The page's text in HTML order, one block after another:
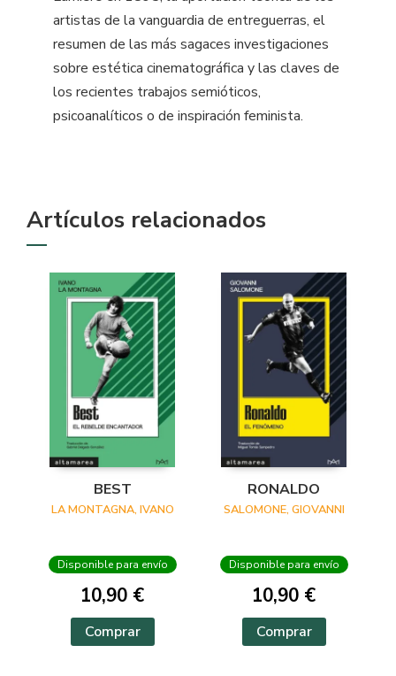
artistas de la vanguardia de entreguerras, el
resumen de las más sagaces investigaciones
sobre estética cinematográfica y las claves de
los recientes trabajos semióticos,
psicoanalíticos o de inspiración feminista.
Artículos relacionados
BEST
LA MONTAGNA, IVANO
Disponible para envío
10,90 €
Comprar
RONALDO
SALOMONE, GIOVANNI
Disponible para envío
10,90 €
Comprar